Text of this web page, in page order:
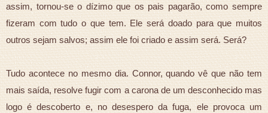
assim, tornou-se o dízimo que os pais pagarão, como sempre
fizeram com tudo o que tem. Ele será doado para que muitos
outros sejam salvos; assim ele foi criado e assim será. Será?
Tudo acontece no mesmo dia. Connor, quando vê que não tem
mais saída, resolve fugir com a carona de um desconhecido mas
logo é descoberto e, no desespero da fuga, ele provoca um